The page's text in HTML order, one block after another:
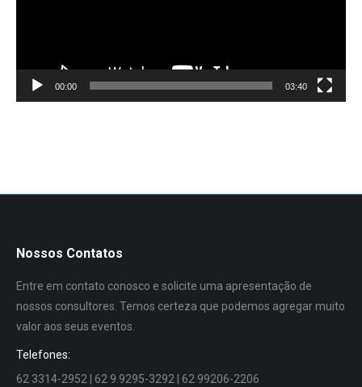
00:00 03:40
Nossos Contatos
Entre em contato conosco e solicite uma apresentação de
nossos consultores. Temos certeza que podemos agregar muito
valor aos seus eventos.
Telefones:
62 3314-2952 | 62 9.9295-3292 | 62 99206-2206